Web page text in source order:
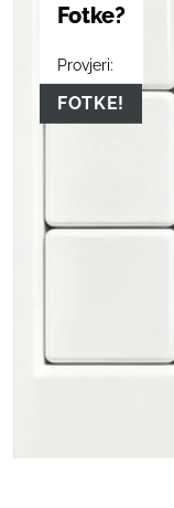
Fotke?
Provjeri:
FOTKE!